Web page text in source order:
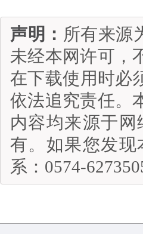
声明： 所有来源
未经本网许可，
在下载使用时必
依法追究责任。
内容均来源于
有。如果您发
系：0574-